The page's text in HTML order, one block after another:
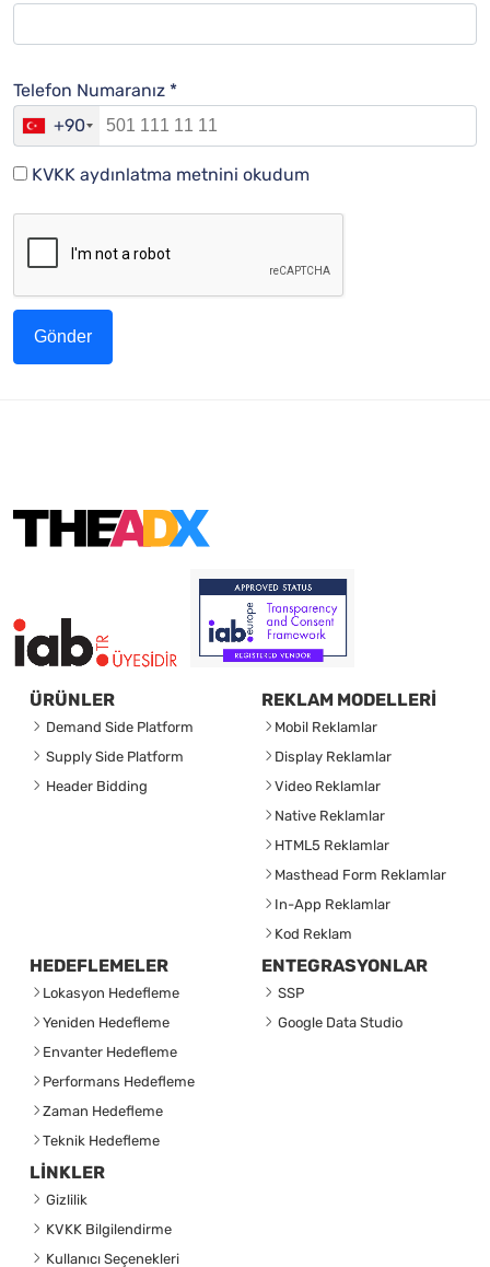
Telefon Numaranız *
+90
KVKK aydınlatma metnini okudum
Gönder
ÜRÜNLER
Demand Side Platform
Supply Side Platform
Header Bidding
REKLAM MODELLERİ
Mobil Reklamlar
Display Reklamlar
Video Reklamlar
Native Reklamlar
HTML5 Reklamlar
Masthead Form Reklamlar
In-App Reklamlar
Kod Reklam
HEDEFLEMELER
Lokasyon Hedefleme
Yeniden Hedefleme
Envanter Hedefleme
Performans Hedefleme
Zaman Hedefleme
Teknik Hedefleme
ENTEGRASYONLAR
SSP
Google Data Studio
LİNKLER
Gizlilik
KVKK Bilgilendirme
Kullanıcı Seçenekleri